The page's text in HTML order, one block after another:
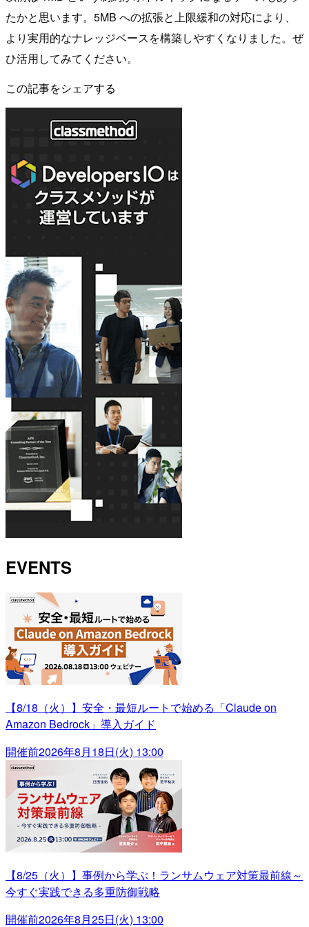
たかと思います。5MB への拡張と上限緩和の対応により、
より実用的なナレッジベースを構築しやすくなりました。ぜ
ひ活用してみてください。
この記事をシェアする
EVENTS
【8/18（火）】安全・最短ルートで始める「Claude on
Amazon Bedrock」導入ガイド
開催前2026年8月18日(火) 13:00
【8/25（火）】事例から学ぶ！ランサムウェア対策最前線～
今すぐ実践できる多重防御戦略
開催前2026年8月25日(火) 13:00